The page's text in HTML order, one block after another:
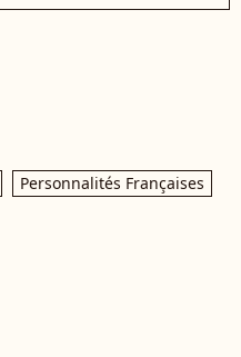
Personnalités Françaises